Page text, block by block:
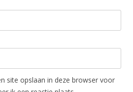
site opslaan in deze browser voor